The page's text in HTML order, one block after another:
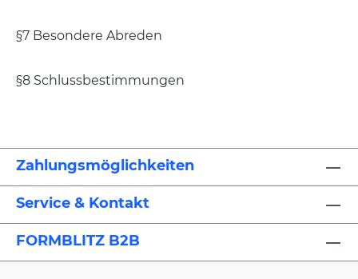
§7 Besondere Abreden
§8 Schlussbestimmungen
Zahlungsmöglichkeiten
Service & Kontakt
FORMBLITZ B2B